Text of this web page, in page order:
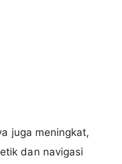
juga meningkat,
dan navigasi